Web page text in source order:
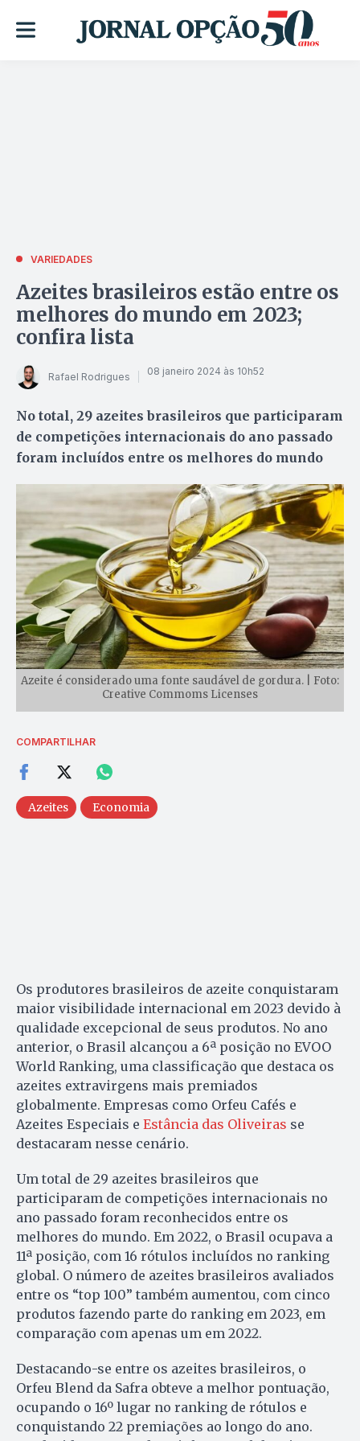
VARIEDADES
Azeites brasileiros estão entre os
melhores do mundo em 2023;
confira lista
Rafael Rodrigues 08 janeiro 2024 às 10h52
No total, 29 azeites brasileiros que participaram
de competições internacionais do ano passado
foram incluídos entre os melhores do mundo
Azeite é considerado uma fonte saudável de gordura. | Foto:
Creative Commoms Licenses
COMPARTILHAR
Azeites Economia
Os produtores brasileiros de azeite conquistaram
maior visibilidade internacional em 2023 devido à
qualidade excepcional de seus produtos. No ano
anterior, o Brasil alcançou a 6ª posição no EVOO
World Ranking, uma classificação que destaca os
azeites extravirgens mais premiados
globalmente. Empresas como Orfeu Cafés e
Azeites Especiais e Estância das Oliveiras se
destacaram nesse cenário.
Um total de 29 azeites brasileiros que
participaram de competições internacionais no
ano passado foram reconhecidos entre os
melhores do mundo. Em 2022, o Brasil ocupava a
11ª posição, com 16 rótulos incluídos no ranking
global. O número de azeites brasileiros avaliados
entre os “top 100” também aumentou, com cinco
produtos fazendo parte do ranking em 2023, em
comparação com apenas um em 2022.
Destacando-se entre os azeites brasileiros, o
Orfeu Blend da Safra obteve a melhor pontuação,
ocupando o 16º lugar no ranking de rótulos e
conquistando 22 premiações ao longo do ano.